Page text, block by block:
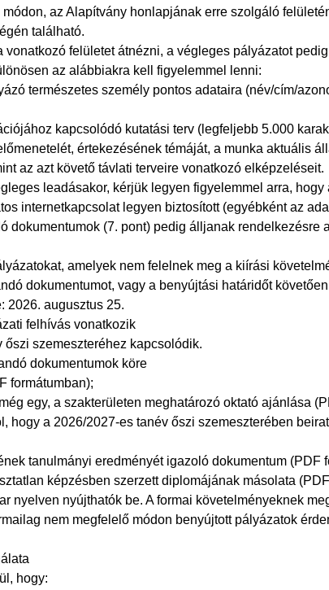
az Alapítvány honlapjának erre szolgáló
található.
felületet átnézni, a végleges pályázatot
az alábbiakra kell figyelemmel lenni:
természetes személy pontos adataira (név/cím/
kapcsolódó kutatási terv (legfeljebb 5.000
értekezésének témáját, a munka aktuális
az azt követő távlati terveire vonatkozó elképzeléseit.
leadásakor, kérjük legyen figyelemmel arra,
internetkapcsolat legyen biztosított (egyébként az
dokumentumok (7. pont) pedig álljanak rendelkezésre
amelyek nem felelnek meg a kiírási
dokumentumot, vagy a benyújtási határidőt
2026. augusztus 25.
felhívás vonatkozik
szemeszteréhez kapcsolódik.
dokumentumok köre
formátumban);
egy, a szakterületen meghatározó oktató ajánlása
hogy a 2026/2027-es tanév őszi szemeszterében
tanulmányi eredményét igazoló dokumentum (PDF
képzésben szerzett diplomájának másolata
nyelven nyújthatók be. A formai követelményeknek
nem megfelelő módon benyújtott pályázatok
hogy: